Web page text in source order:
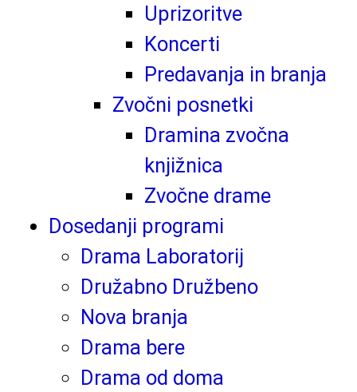
Uprizoritve
Koncerti
Predavanja in branja
Zvočni posnetki
Dramina zvočna
knjižnica
Zvočne drame
Dosedanji programi
Drama Laboratorij
Družabno Družbeno
Nova branja
Drama bere
Drama od doma